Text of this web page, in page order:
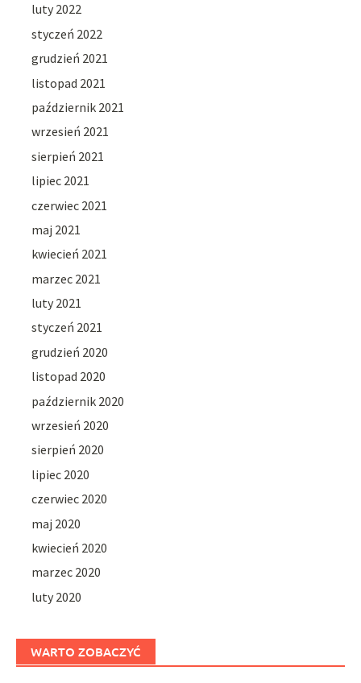
luty 2022
styczeń 2022
grudzień 2021
listopad 2021
październik 2021
wrzesień 2021
sierpień 2021
lipiec 2021
czerwiec 2021
maj 2021
kwiecień 2021
marzec 2021
luty 2021
styczeń 2021
grudzień 2020
listopad 2020
październik 2020
wrzesień 2020
sierpień 2020
lipiec 2020
czerwiec 2020
maj 2020
kwiecień 2020
marzec 2020
luty 2020
WARTO ZOBACZYĆ